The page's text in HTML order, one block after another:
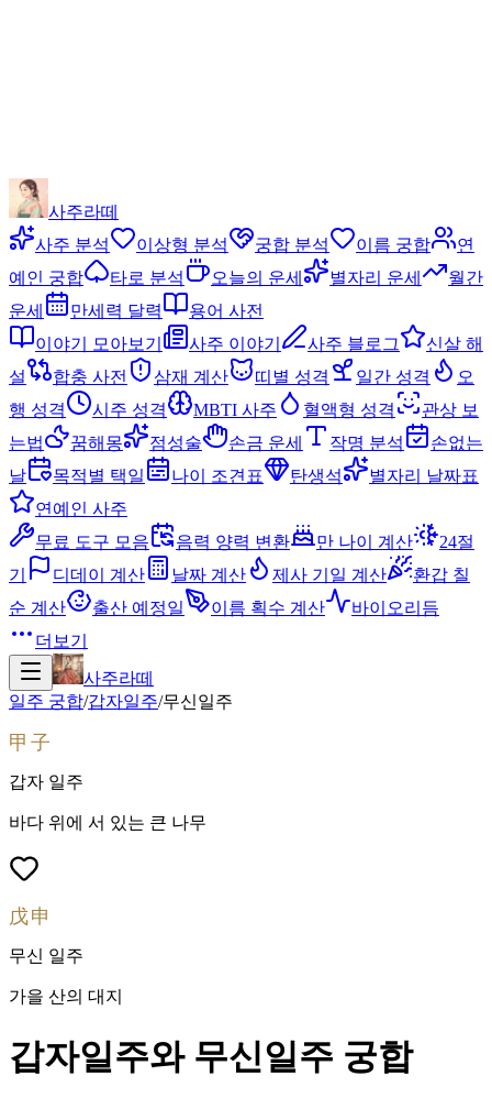
사주라떼
사주 분석
이상형 분석 궁합 분석 이름 궁합
연
예인 궁합
타로 분석 오늘의 운세 별자리 운세
월간
운세
만세력 달력
용어 사전
이야기 모아보기
사주 이야기 사주 블로그
신살 해
설
합충 사전 삼재 계산 띠별 성격 일간 성격
오
행 성격
시주 성격 MBTI 사주 혈액형 성격
관상 보
는법
꿈해몽 점성술 손금 운세 작명 분석
손없는
날
목적별 택일 나이 조견표 탄생석
별자리 날짜표
연예인 사주
무료 도구 모음
음력 양력 변환 만 나이 계산
24절
기
디데이 계산 날짜 계산 제사 기일 계산
환갑 칠
순 계산
출산 예정일 이름 획수 계산
바이오리듬
더보기
사주라떼
일주 궁합/갑자일주/무신일주
甲子
갑자 일주
바다 위에 서 있는 큰 나무
戊申
무신 일주
가을 산의 대지
갑자일주와 무신일주 궁합